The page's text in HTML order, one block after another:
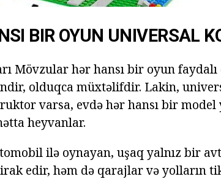
BIR OYUN UNIVERSAL
Mövzular hər hansı bir oyun faydalı
olduqca müxtəlifdir. Lakin,
varsa, evdə hər hansı bir
heyvanlar.
ilə oynayan, uşaq yalnız bir
edir, həm də qarajlar və yolların